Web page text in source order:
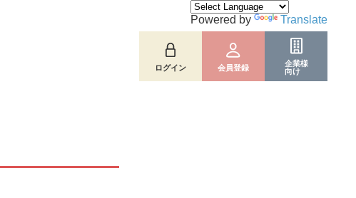
ログイン 会員登録
企業様
向け
Powered by Translate